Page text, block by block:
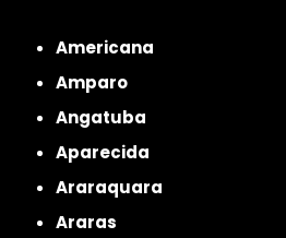
Americana
Amparo
Angatuba
Aparecida
Araraquara
Araras